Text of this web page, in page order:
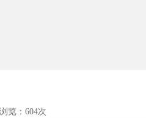
览： 604次